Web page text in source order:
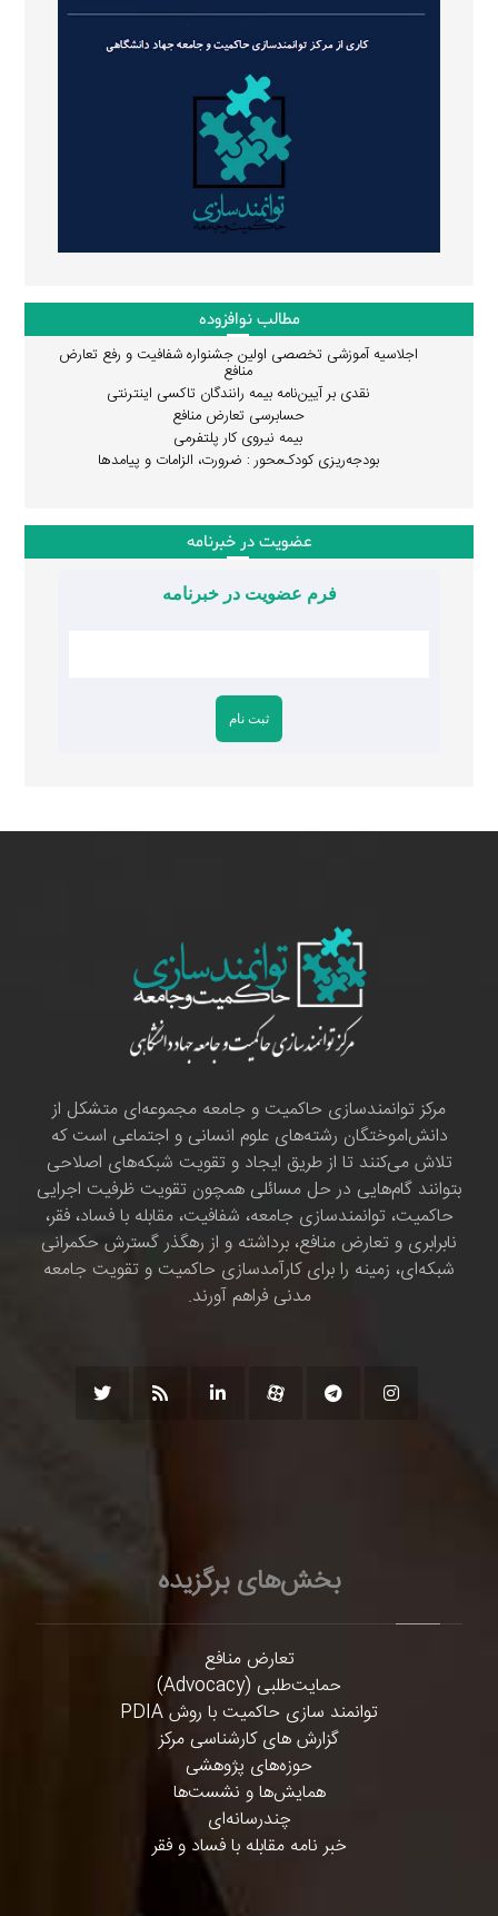
مطالب نوافزوده
اجلاسیه آموزشی تخصصی اولین جشنواره شفافیت و رفع تعارض
منافع
نقدی بر آیین‌نامه بیمه رانندگان تاکسی اینترنتی
حسابرسی تعارض منافع
بیمه نیروی کار پلتفرمی
بودجه‌ریزی کودک‌محور : ضرورت، الزامات و پیامدها
عضویت در خبرنامه
فرم عضویت در خبرنامه
مرکز توانمندسازی حاکمیت و جامعه مجموعه‌ای متشکل از
دانش‌اموختگان رشته‌های علوم انسانی و اجتماعی است که
تلاش می‌کنند تا از طریق ایجاد و تقویت شبکه‌های اصلاحی
بتوانند گام‌هایی در حل مسائلی همچون تقویت ظرفیت اجرایی
حاکمیت، توانمندسازی جامعه، شفافیت، مقابله با فساد، فقر،
نابرابری و تعارض منافع، برداشته و از رهگذر گسترش حکمرانی
شبکه‌ای، زمینه را برای کارآمدسازی حاکمیت و تقویت جامعه
مدنی فراهم آورند.
بخش‌های برگزیده
تعارض منافع
حمایت‌طلبی (Advocacy)
توانمند سازی حاکمیت با روش PDIA
گزارش های کارشناسی مرکز
حوزه‌های پژوهشی
همایش‌ها و نشست‌ها
چندرسانه‌ای
خبر نامه مقابله با فساد و فقر